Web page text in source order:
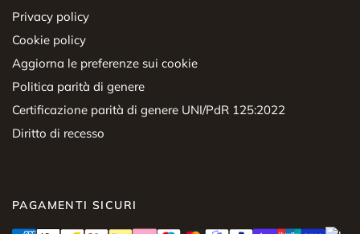
Privacy policy
Cookie policy
Aggiorna le preferenze sui cookie
Politica parità di genere
Certificazione parità di genere UNI/PdR 125:2022
Diritto di recesso
PAGAMENTI SICURI